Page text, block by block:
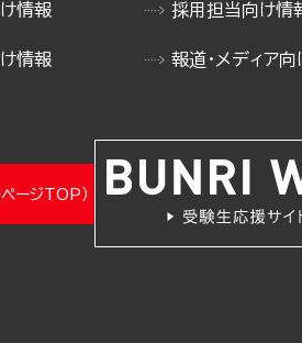
情報
情報
採用担当向け情
報道・メディア
ージTOP）